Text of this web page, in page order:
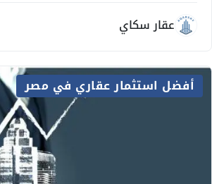
عقار سكاي
أفضل استثمار عقاري في مصر